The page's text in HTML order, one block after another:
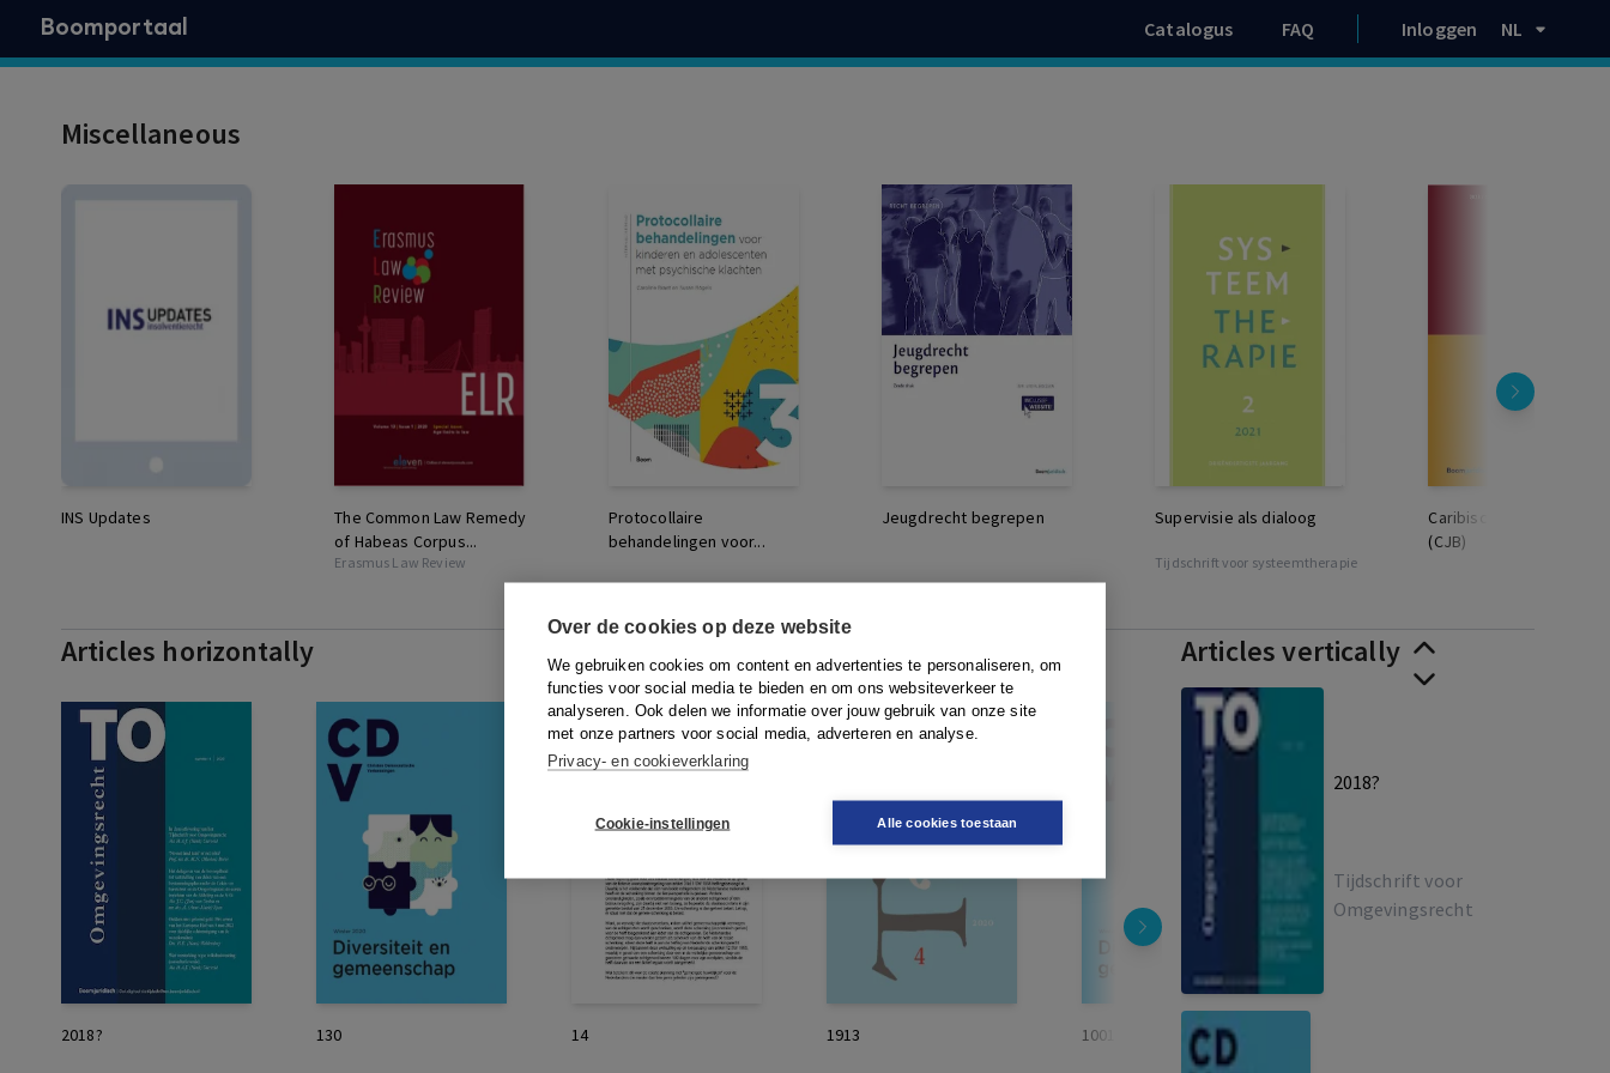
Over de cookies op deze website
We gebruiken cookies om content en advertenties te personaliseren, om
functies voor social media te bieden en om ons websiteverkeer te
analyseren. Ook delen we informatie over jouw gebruik van onze site
met onze partners voor social media, adverteren en analyse.
Privacy- en cookieverklaring
Cookie-instellingen Alle cookies toestaan
Boomportaal Catalogus FAQ Inloggen NL
Articles vertically
2018?
Tijdschrift voor
Omgevingsrecht
Miscellaneous
INS Updates
The Common Law Remedy
of Habeas Corpus...
Erasmus Law Review
Protocollaire
behandelingen voor...
Jeugdrecht begrepen Supervisie als dialoog
Tijdschrift voor systeemtherapie
Caribisch Juristenblad
(CJB)
Articles horizontally
2018? 130 14 1913 1001